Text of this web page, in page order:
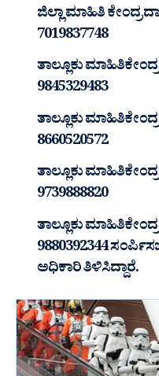
ಜಿಲ್ಲಾ ಮಾಹಿತಿ ಕೇಂದ್ರ
7019837748
ತಾಲ್ಲೂಕು
9845329483
ತಾಲ್ಲೂಕು
8660520572
ತಾಲ್ಲೂಕು
9739888820
ತಾಲ್ಲೂಕು
9880392344
ಅಧಿಕಾರಿ ತಿಳಿಸಿದ್ದಾರೆ.